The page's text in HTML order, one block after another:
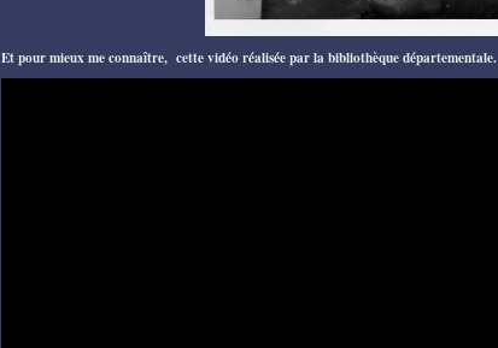
Et pour mieux me connaître, cette vidéo réalisée par la bibliothèque départementale.